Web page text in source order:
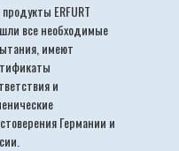
ERFURT
все необходимые
имеют
и
Германии и